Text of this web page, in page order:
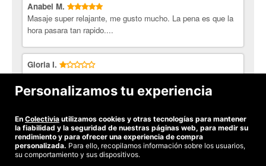
Anabel M.
Masaje super relajante, me gusto mucho. La pena es que la
hora pasara tan rapido....
Gloria I.
No dan el tiempo que ponen , era de 60m mi bono y me
dieron 35m, eso es una verguenza!!!Desde luego si
pretenden fifdelizar a los clientes,,,,la llevan clara!!!
Ver todas las opiniones
Personalizamos tu experiencia
En Colectivia utilizamos cookies y otras tecnologías para mantener
la fiabilidad y la seguridad de nuestras páginas web, para medir su
rendimiento y para ofrecer una experiencia de compra
personalizada. Para ello, recopilamos información sobre los usuarios,
su comportamiento y sus dispositivos.